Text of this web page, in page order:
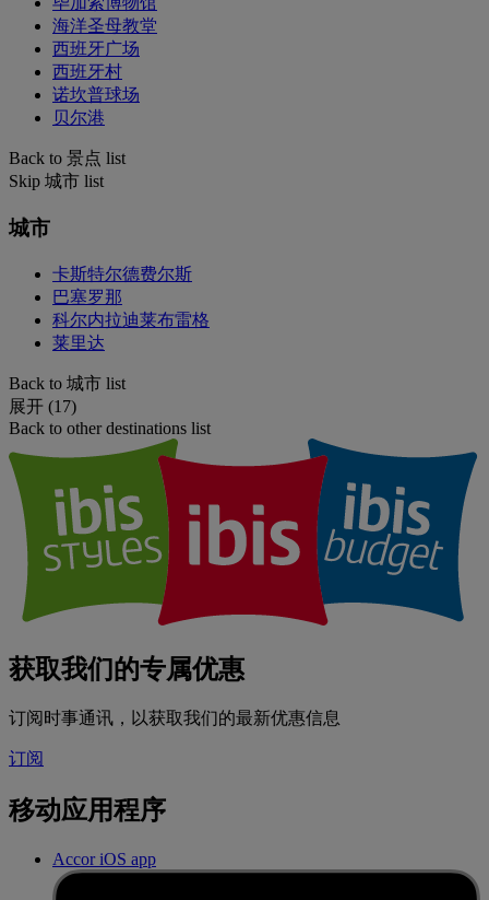
海洋圣母教堂
西班牙广场
西班牙村
诺坎普球场
贝尔港
Back to 景点 list
Skip 城市 list
城市
卡斯特尔德费尔斯
巴塞罗那
科尔内拉迪莱布雷格
莱里达
Back to 城市 list
展开 (17)
Back to other destinations list
获取我们的专属优惠
订阅时事通讯，以获取我们的最新优惠信息
订阅
移动应用程序
Accor iOS app